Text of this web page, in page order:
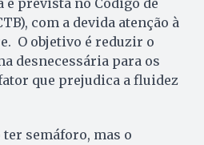
prevista no Código de
com a devida atenção à
O objetivo é reduzir o
desnecessária para os
que prejudica a fluidez
semáforo, mas o